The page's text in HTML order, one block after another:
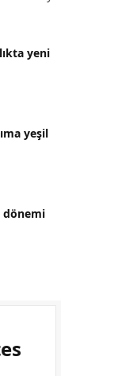
yeni
yeşil
dönemi